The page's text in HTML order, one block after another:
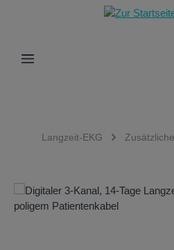
Zum Hauptinhalt springen
Langzeit-EKG
Bildergalerie überspringen